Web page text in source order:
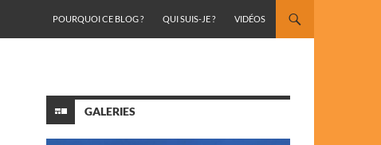
POURQUOI CE BLOG ?
QUI SUIS-JE ? VIDÉOS
GALERIES